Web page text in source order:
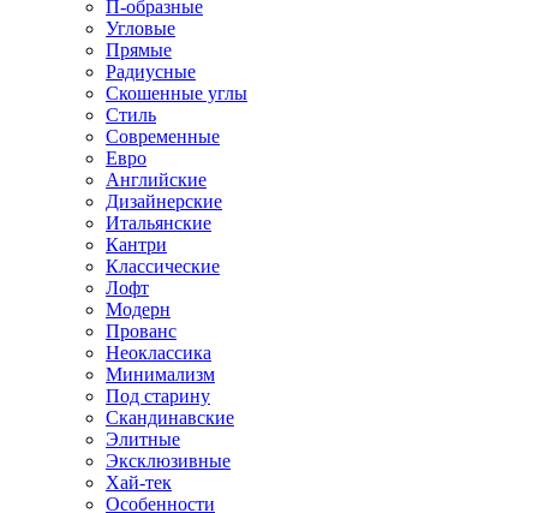
П-образные
Угловые
Прямые
Радиусные
Скошенные углы
Стиль
Современные
Евро
Английские
Дизайнерские
Итальянские
Кантри
Классические
Лофт
Модерн
Прованс
Неоклассика
Минимализм
Под старину
Скандинавские
Элитные
Эксклюзивные
Хай-тек
Особенности